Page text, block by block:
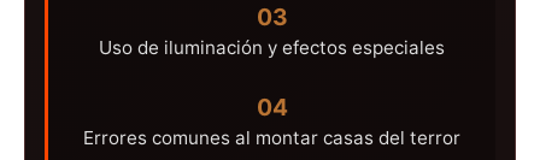
03
Uso de iluminación y efectos especiales
04
Errores comunes al montar casas del terror